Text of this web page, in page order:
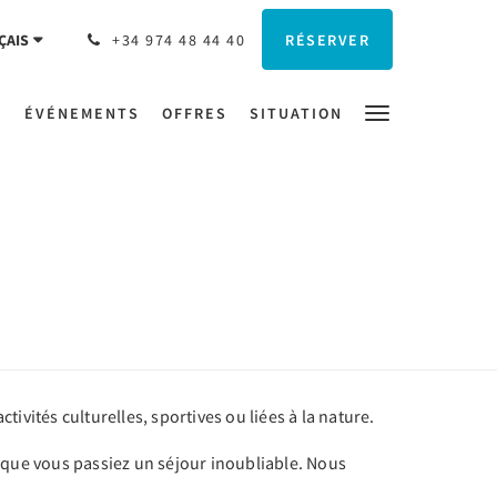
+34 974 48 44 40 RÉSERVER
ÉVÉNEMENTS OFFRES SITUATION
culturelles, sportives ou liées à la nature.
vous passiez un séjour inoubliable. Nous